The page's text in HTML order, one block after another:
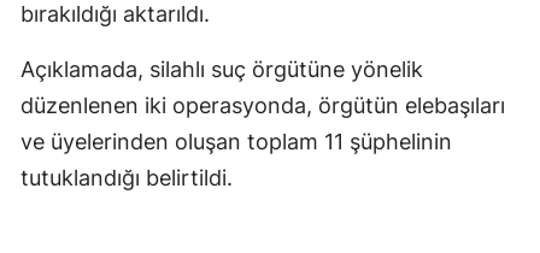
bırakıldığı aktarıldı.
Açıklamada, silahlı suç örgütüne yönelik
düzenlenen iki operasyonda, örgütün elebaşıları
ve üyelerinden oluşan toplam 11 şüphelinin
tutuklandığı belirtildi.